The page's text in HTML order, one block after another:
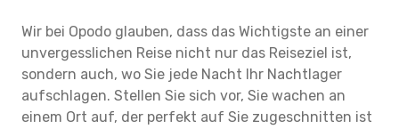
Wir bei Opodo glauben, dass das Wichtigste an einer
unvergesslichen Reise nicht nur das Reiseziel ist,
sondern auch, wo Sie jede Nacht Ihr Nachtlager
aufschlagen. Stellen Sie sich vor, Sie wachen an
einem Ort auf, der perfekt auf Sie zugeschnitten ist